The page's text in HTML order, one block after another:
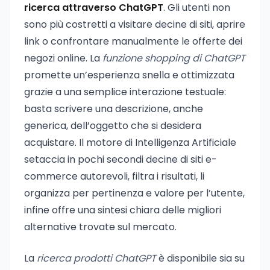
ricerca attraverso ChatGPT. Gli utenti non
sono più costretti a visitare decine di siti, aprire
link o confrontare manualmente le offerte dei
negozi online. La funzione shopping di ChatGPT
promette un’esperienza snella e ottimizzata
grazie a una semplice interazione testuale:
basta scrivere una descrizione, anche
generica, dell’oggetto che si desidera
acquistare. Il motore di Intelligenza Artificiale
setaccia in pochi secondi decine di siti e-
commerce autorevoli, filtra i risultati, li
organizza per pertinenza e valore per l’utente,
infine offre una sintesi chiara delle migliori
alternative trovate sul mercato.
La ricerca prodotti ChatGPTè disponibile sia su